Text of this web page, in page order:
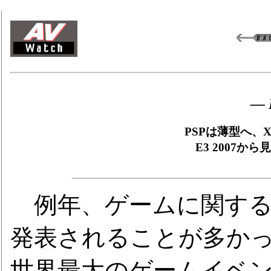
―
PSPは薄型へ、
E3 2007から
例年、ゲームに関す
発表されることが多か